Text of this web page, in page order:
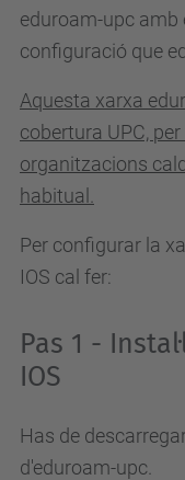
eduroam-upc amb
configuració que
Aquesta xarxa
cobertura UPC,
organitzacions
habitual.
Per configurar la
IOS cal fer:
Pas 1 -
IOS
Has de
d'eduroam-upc.